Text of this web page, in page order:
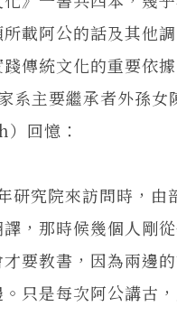
載阿公的話及其他
踐傳統文化的重要依
系主要繼承者外孫女
回憶：
院來訪問時，由
，那時候幾個人剛從
才要教書，因為兩邊
只是每次阿公講古